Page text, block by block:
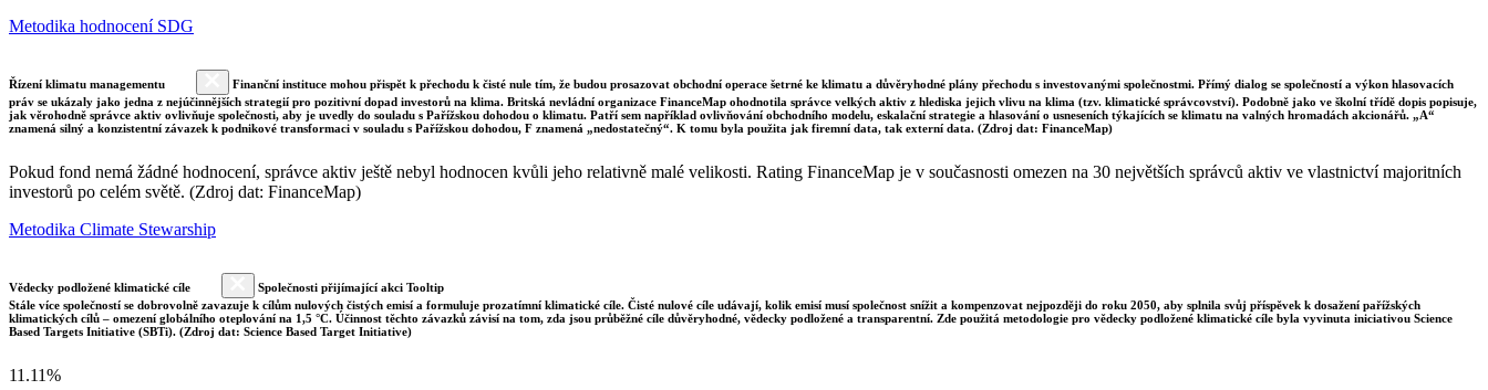
Metodika hodnocení SDG
Řízení klimatu managementu
Finanční instituce mohou přispět k přechodu k čisté nule tím, že budou prosazovat obchodní operace šetrné ke klimatu a důvěryhodné plány přechodu s investovanými společnostmi. Přímý dialog se společností a výkon hlasovacích
práv se ukázaly jako jedna z nejúčinnějších strategií pro pozitivní dopad investorů na klima. Britská nevládní organizace FinanceMap ohodnotila správce velkých aktiv z hlediska jejich vlivu na klima (tzv. klimatické správcovství). Podobně jako ve školní třídě dopis popisuje,
jak věrohodně správce aktiv ovlivňuje společnosti, aby je uvedly do souladu s Pařížskou dohodou o klimatu. Patří sem například ovlivňování obchodního modelu, eskalační strategie a hlasování o usneseních týkajících se klimatu na valných hromadách akcionářů. „A“
znamená silný a konzistentní závazek k podnikové transformaci v souladu s Pařížskou dohodou, F znamená „nedostatečný“. K tomu byla použita jak firemní data, tak externí data. (Zdroj dat: FinanceMap)
Pokud fond nemá žádné hodnocení, správce aktiv ještě nebyl hodnocen kvůli jeho relativně malé velikosti. Rating FinanceMap je v současnosti omezen na 30 největších správců aktiv ve vlastnictví majoritních
investorů po celém světě. (Zdroj dat: FinanceMap)
Metodika Climate Stewarship
Vědecky podložené klimatické cíle
Společnosti přijímající akci Tooltip
Stále více společností se dobrovolně zavazuje k cílům nulových čistých emisí a formuluje prozatímní klimatické cíle. Čisté nulové cíle udávají, kolik emisí musí společnost snížit a kompenzovat nejpozději do roku 2050, aby splnila svůj příspěvek k dosažení pařížských
klimatických cílů – omezení globálního oteplování na 1,5 °C. Účinnost těchto závazků závisí na tom, zda jsou průběžné cíle důvěryhodné, vědecky podložené a transparentní. Zde použitá metodologie pro vědecky podložené klimatické cíle byla vyvinuta iniciativou Science
Based Targets Initiative (SBTi). (Zdroj dat: Science Based Target Initiative)
11.11%